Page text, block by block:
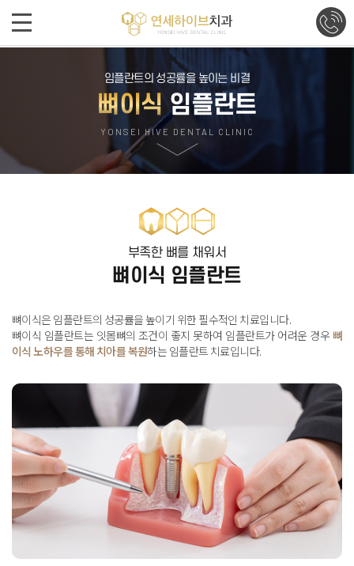
임플란트의 성공률을 높이는 비결
뼈이식임플란트
YONSEI HIVE DENTAL CLINIC
부족한 뼈를 채워서
뼈이식 임플란트
뼈이식은 임플란트의 성공률을 높이기 위한 필수적인 치료입니다.
뼈이식 임플란트는 잇몸뼈의 조건이 좋지 못하여 임플란트가 어려운 경우 뼈
이식 노하우를 통해 치아를 복원하는 임플란트 치료입니다.